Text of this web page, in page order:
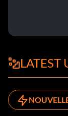
LATEST